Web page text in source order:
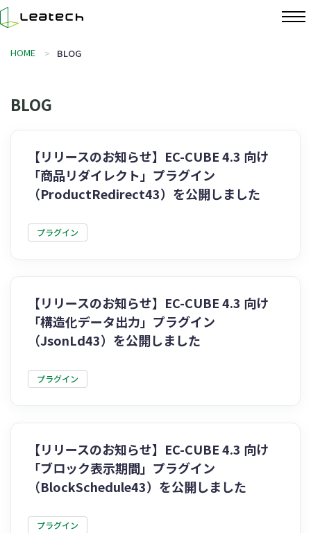
HOME BLOG
BLOG
【リリースのお知らせ】EC-CUBE 4.3 向け
「商品リダイレクト」プラグイン
（ProductRedirect43）を公開しました
プラグイン
【リリースのお知らせ】EC-CUBE 4.3 向け
「構造化データ出力」プラグイン
（JsonLd43）を公開しました
プラグイン
【リリースのお知らせ】EC-CUBE 4.3 向け
「ブロック表示期間」プラグイン
（BlockSchedule43）を公開しました
プラグイン